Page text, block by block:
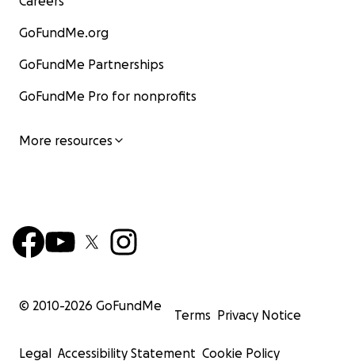
GoFundMe.org
GoFundMe Partnerships
GoFundMe Pro for nonprofits
More resources
© 2010-2026 GoFundMe
Terms Privacy Notice
Legal Accessibility Statement Cookie Policy